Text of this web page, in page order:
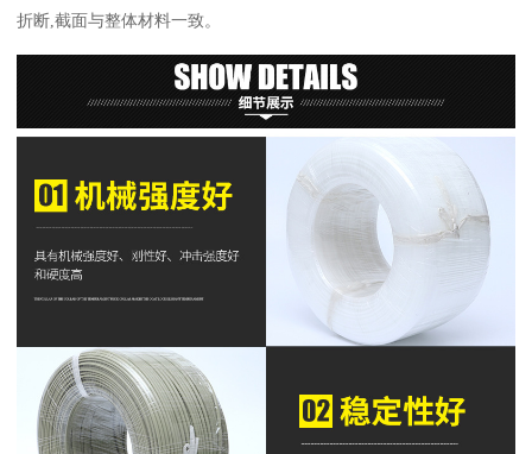
折断,截面与整体材料一致。